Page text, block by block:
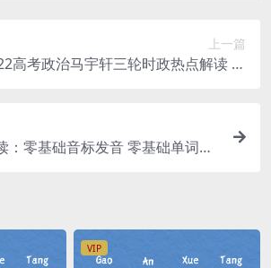
上一篇
高考政治马宇轩三轮时政热点解读 百
：零基础音标发音 零基础单词速
VIP